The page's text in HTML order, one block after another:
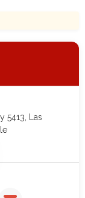
5413, Las